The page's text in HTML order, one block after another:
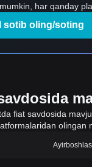
har qanday
sotib oling/soting
fiat savdosida
olingan